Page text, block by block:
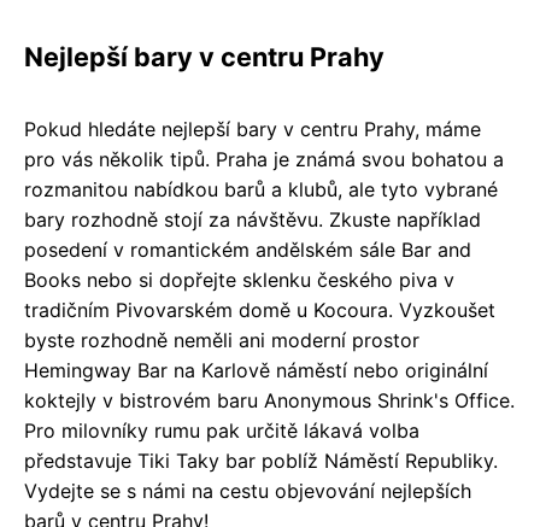
Nejlepší bary v centru Prahy
Pokud hledáte nejlepší bary v centru Prahy, máme
pro vás několik tipů. Praha je známá svou bohatou a
rozmanitou nabídkou barů a klubů, ale tyto vybrané
bary rozhodně stojí za návštěvu. Zkuste například
posedení v romantickém andělském sále Bar and
Books nebo si dopřejte sklenku českého piva v
tradičním Pivovarském domě u Kocoura. Vyzkoušet
byste rozhodně neměli ani moderní prostor
Hemingway Bar na Karlově náměstí nebo originální
koktejly v bistrovém baru Anonymous Shrink's Office.
Pro milovníky rumu pak určitě lákavá volba
představuje Tiki Taky bar poblíž Náměstí Republiky.
Vydejte se s námi na cestu objevování nejlepších
barů v centru Prahy!